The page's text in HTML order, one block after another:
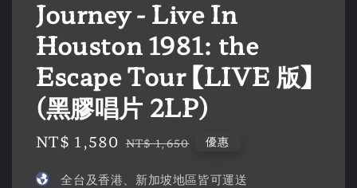
Journey - Live In
Houston 1981: the
Escape Tour 【LIVE 版】
(黑膠唱片 2LP)
Sale
NT$ 1,580 Regular
NT$ 1,650 優惠
全台及香港、新加坡地區皆可運送